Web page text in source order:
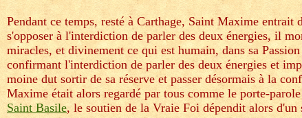
Pendant ce temps, resté à Carthage, Saint Maxime
s'opposer à l'interdiction de parler des deux énergies, il
miracles, et divinement ce qui est humain, dans sa
confirmant l'interdiction de parler des deux énergies et
moine dut sortir de sa réserve et passer désormais à la
Maxime était alors regardé par tous comme le porte-
Saint Basile, le soutien de la Vraie Foi dépendit alors d'un